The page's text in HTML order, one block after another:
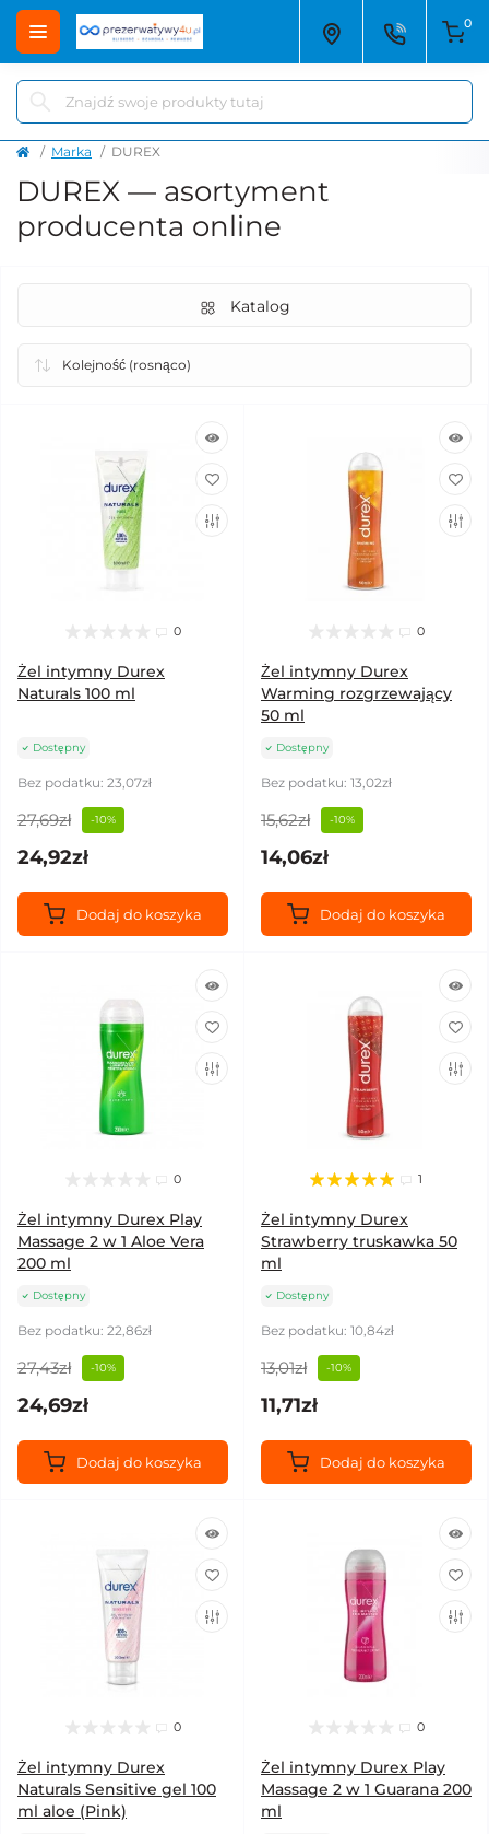
0
Marka DUREX
DUREX — asortyment
producenta online
Katalog
0
Żel intymny Durex
Naturals 100 ml
Dostępny
Bez podatku: 23,07zł
27,69zł -10%
24,92zł
Dodaj do koszyka
0
Żel intymny Durex
Warming rozgrzewający
50 ml
Dostępny
Bez podatku: 13,02zł
15,62zł -10%
14,06zł
Dodaj do koszyka
0
Żel intymny Durex Play
Massage 2 w 1 Aloe Vera
200 ml
Dostępny
Bez podatku: 22,86zł
27,43zł -10%
24,69zł
Dodaj do koszyka
1
Żel intymny Durex
Strawberry truskawka 50
ml
Dostępny
Bez podatku: 10,84zł
13,01zł -10%
11,71zł
Dodaj do koszyka
0
Żel intymny Durex
Naturals Sensitive gel 100
ml aloe (Pink)
0
Żel intymny Durex Play
Massage 2 w 1 Guarana 200
ml